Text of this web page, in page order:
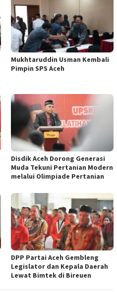
Mukhtaruddin Usman Kembali
Pimpin SPS Aceh
Disdik Aceh Dorong Generasi
Muda Tekuni Pertanian Modern
melalui Olimpiade Pertanian
DPP Partai Aceh Gembleng
Legislator dan Kepala Daerah
Lewat Bimtek di Bireuen